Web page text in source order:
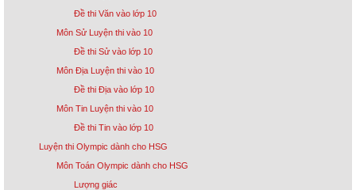
Đề thi Văn vào lớp 10
Môn Sử Luyện thi vào 10
Đề thi Sử vào lớp 10
Môn Địa Luyện thi vào 10
Đề thi Địa vào lớp 10
Môn Tin Luyện thi vào 10
Đề thi Tin vào lớp 10
Luyện thi Olympic dành cho HSG
Môn Toán Olympic dành cho HSG
Lượng giác